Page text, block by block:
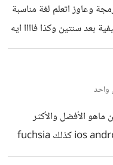
وعاوز اتعلم لغة مناسبة
بعد سنتين وكذا فاااا ايه
واحد
ماهو الأفضل والأكثر
مستقبلية لتطبيقات الهاتف كان ios android كذلك fuchsia